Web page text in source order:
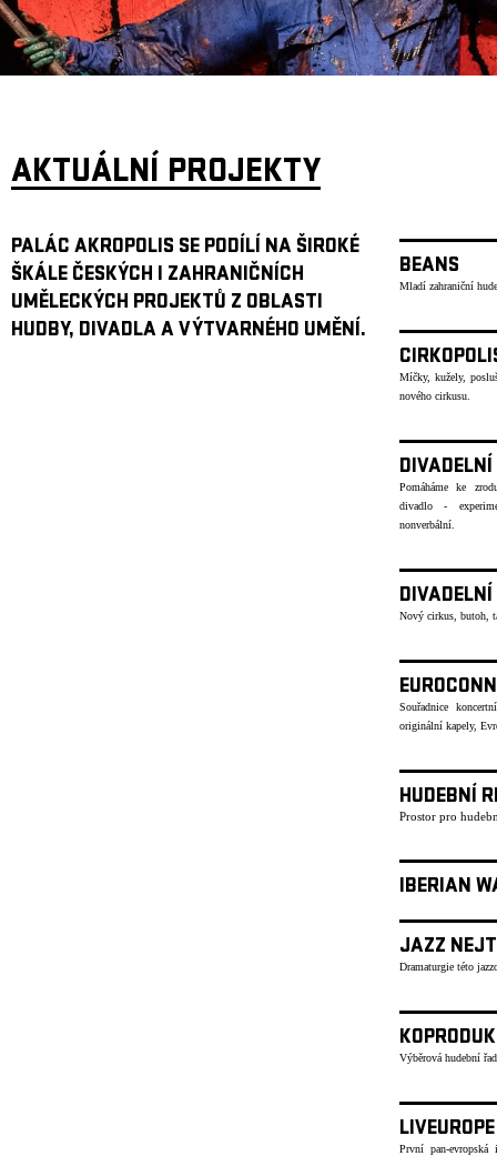
AKTUÁLNÍ PROJEKTY
PALÁC AKROPOLIS SE PODÍLÍ NA ŠIROKÉ
ŠKÁLE ČESKÝCH I ZAHRANIČNÍCH
UMĚLECKÝCH PROJEKTŮ Z OBLASTI
HUDBY, DIVADLA A VÝTVARNÉHO UMĚNÍ.
BEANS
Mladí zahraniční
Míčky, kužely,
nového cirkusu.
DIVADELNÍ
Pomáháme ke
divadlo -
nonverbální.
Nový cirkus, butoh,
Souřadnice
originální kapely,
HUDEBNÍ
Prostor pro
IBERIAN
JAZZ
Dramaturgie této
Výběrová hudební
LIVEUROPE
První pan-